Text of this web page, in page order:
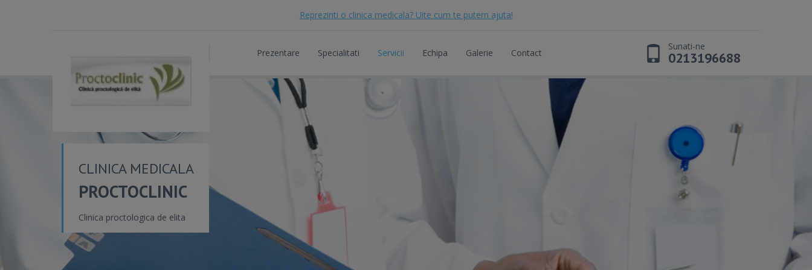
Reprezinti o clinica medicala? Uite cum te putem ajuta!
Prezentare Specialitati Servicii Echipa Galerie Contact
Sunati-ne
0213196688
CLINICA MEDICALA
PROCTOCLINIC
Clinica proctologica de elita